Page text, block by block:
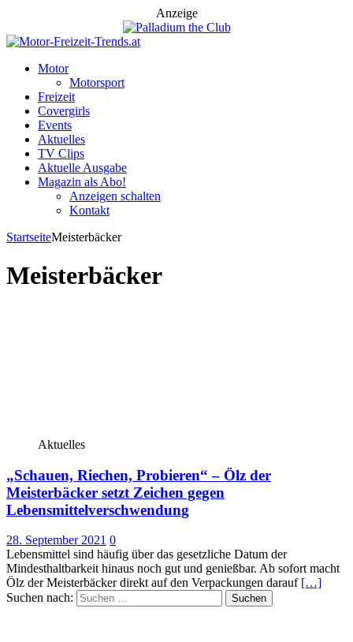
Anzeige
Motor
Motorsport
Freizeit
Covergirls
Events
Aktuelles
TV Clips
Aktuelle Ausgabe
Magazin als Abo!
Anzeigen schalten
Kontakt
StartseiteMeisterbäcker
Meisterbäcker
Aktuelles
„Schauen, Riechen, Probieren“ – Ölz der
Meisterbäcker setzt Zeichen gegen
Lebensmittelverschwendung
28. September 2021 0
Lebensmittel sind häufig über das gesetzliche Datum der
Mindesthaltbarkeit hinaus noch gut und genießbar. Ab sofort macht
Ölz der Meisterbäcker direkt auf den Verpackungen darauf […]
Suchen nach: